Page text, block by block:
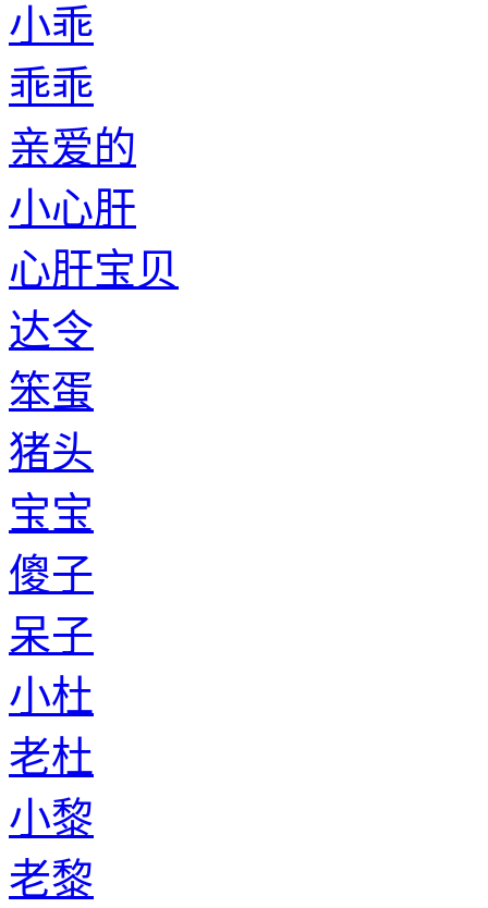
小乖
乖乖
亲爱的
小心肝
心肝宝贝
达令
笨蛋
猪头
宝宝
傻子
呆子
小杜
老杜
小黎
老黎